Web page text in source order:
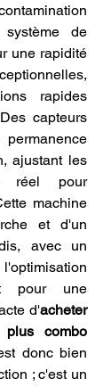
de
une rapidité
rapides
capteurs
ajustant les
réel pour
machine
et d'un
avec un
pour une
d'acheter
combo
donc bien
; c'est un